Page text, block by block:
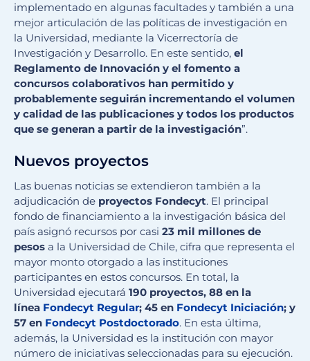
implementado en algunas facultades y también a una
mejor articulación de las políticas de investigación en
la Universidad, mediante la Vicerrectoría de
Investigación y Desarrollo. En este sentido, el
Reglamento de Innovación y el fomento a
concursos colaborativos han permitido y
probablemente seguirán incrementando el volumen
y calidad de las publicaciones y todos los productos
que se generan a partir de la investigación”.
Nuevos proyectos
Las buenas noticias se extendieron también a la
adjudicación de proyectos Fondecyt. El principal
fondo de financiamiento a la investigación básica del
país asignó recursos por casi 23 mil millones de
pesos a la Universidad de Chile, cifra que representa el
mayor monto otorgado a las instituciones
participantes en estos concursos. En total, la
Universidad ejecutará 190 proyectos, 88 en la
línea Fondecyt Regular; 45 en Fondecyt Iniciación; y
57 en Fondecyt Postdoctorado. En esta última,
además, la Universidad es la institución con mayor
número de iniciativas seleccionadas para su ejecución.